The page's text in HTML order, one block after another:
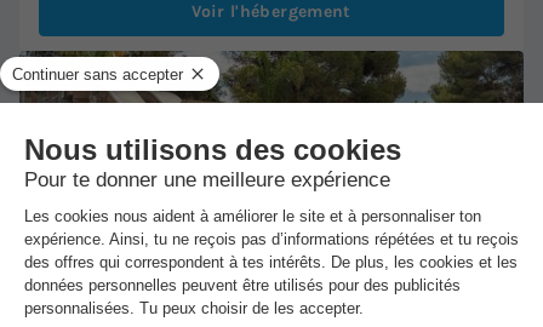
Voir l'hébergement
Camping El Garrofer★★★★